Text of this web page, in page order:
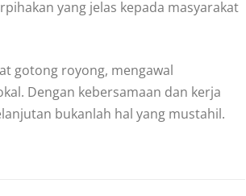
yang jelas kepada masyarakat
gotong royong, mengawal
Dengan kebersamaan dan kerja
bukanlah hal yang mustahil.